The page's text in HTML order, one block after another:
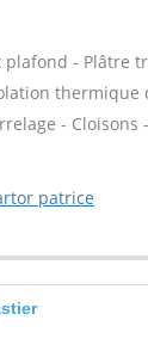
plafond - Plâtre
thermique
- Cloisons
patrice